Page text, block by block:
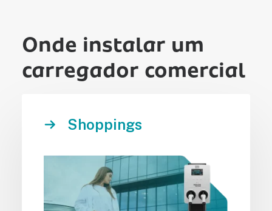
Onde instalar um
carregador comercial
Shoppings